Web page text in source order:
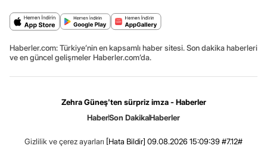
Haberler.com: Türkiye’nin en kapsamlı haber sitesi. Son dakika haberleri
ve en güncel gelişmeler Haberler.com’da.
Zehra Güneş'ten sürpriz imza - Haberler
HaberSon DakikaHaberler
Gizlilik ve çerez ayarları [Hata Bildir] 09.08.2026 15:09:39 #7.12#